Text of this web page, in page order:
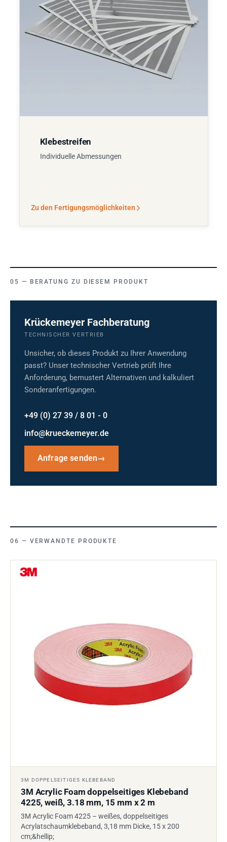
Klebestreifen
Individuelle Abmessungen
Zu den Fertigungsmöglichkeiten
BERATUNG ZU DIESEM PRODUKT
Krückemeyer Fachberatung
TECHNISCHER VERTRIEB
Unsicher, ob dieses Produkt zu Ihrer Anwendung
passt? Unser technischer Vertrieb prüft Ihre
Anforderung, bemustert Alternativen und kalkuliert
Sonderanfertigungen.
+49 (0) 27 39 / 8 01 - 0
info@krueckemeyer.de
Anfrage senden→
VERWANDTE PRODUKTE
3M DOPPELSEITIGES KLEBEBAND
3M Acrylic Foam doppelseitiges Klebeband
4225, weiß, 3.18 mm, 15 mm x 2 m
3M Acrylic Foam 4225 – weißes, doppelseitiges
Acrylatschaumklebeband, 3,18 mm Dicke, 15 x 200
cm;&hellip;